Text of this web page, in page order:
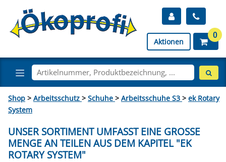
Aktionen
0
Shop > Arbeitsschutz > Schuhe > Arbeitsschuhe S3 > ek Rotary
System
UNSER SORTIMENT UMFASST EINE GROSSE M
ENGE AN TEILEN AUS DEM KAPITEL "EK R
OTARY SYSTEM"